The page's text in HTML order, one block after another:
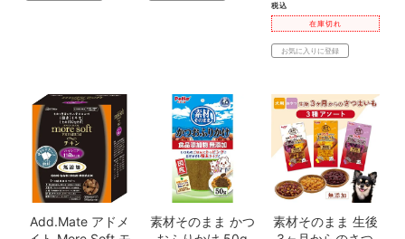
税込
在庫切れ
お気に入りに登録
Add.Mate アドメ
素材そのまま かつ
素材そのまま 生後